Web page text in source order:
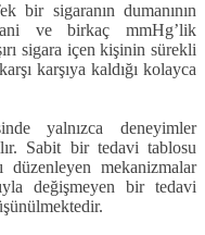
bir sigaranın dumanının
ve birkaç mmHg’lik
sigara içen kişinin sü­rekli
karşıya kaldığı kolayca
yalnızca deneyimler
Sabit bir tedavi tablosu
düzenleyen mekanizma­lar
değişmeyen bir tedavi